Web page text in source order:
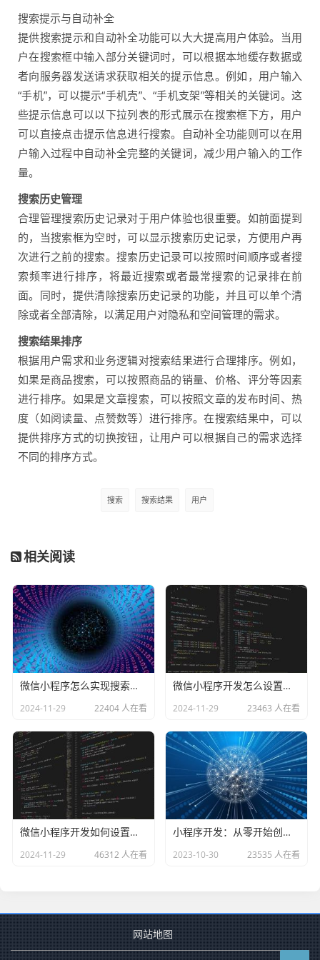
搜索提示与自动补全
提供搜索提示和自动补全功能可以大大提高用户体验。当用
户在搜索框中输入部分关键词时，可以根据本地缓存数据或
者向服务器发送请求获取相关的提示信息。例如，用户输入
“手机”，可以提示“手机壳”、“手机支架”等相关的关键词。这
些提示信息可以以下拉列表的形式展示在搜索框下方，用户
可以直接点击提示信息进行搜索。自动补全功能则可以在用
户输入过程中自动补全完整的关键词，减少用户输入的工作
量。
搜索历史管理
合理管理搜索历史记录对于用户体验也很重要。如前面提到
的，当搜索框为空时，可以显示搜索历史记录，方便用户再
次进行之前的搜索。搜索历史记录可以按照时间顺序或者搜
索频率进行排序，将最近搜索或者最常搜索的记录排在前
面。同时，提供清除搜索历史记录的功能，并且可以单个清
除或者全部清除，以满足用户对隐私和空间管理的需求。
搜索结果排序
根据用户需求和业务逻辑对搜索结果进行合理排序。例如，
如果是商品搜索，可以按照商品的销量、价格、评分等因素
进行排序。如果是文章搜索，可以按照文章的发布时间、热
度（如阅读量、点赞数等）进行排序。在搜索结果中，可以
提供排序方式的切换按钮，让用户可以根据自己的需求选择
不同的排序方式。
搜索 搜索结果 用户
相关阅读
微信小程序怎么实现搜索功能
2024-11-29 22404 人在看
微信小程序开发怎么设置半透明按钮
2024-11-29 23463 人在看
微信小程序开发如何设置圆角
2024-11-29 46312 人在看
小程序开发：从零开始创建属于自己的小程序
2023-10-30 23535 人在看
网站地图